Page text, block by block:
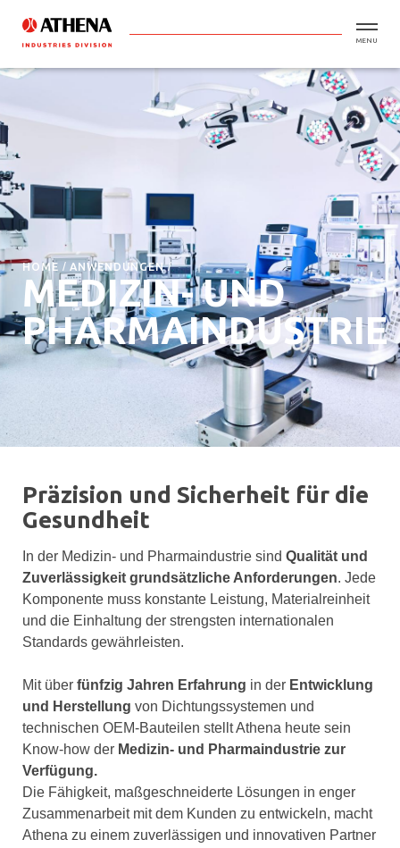
MENU
HOME ANWENDUNGEN
MEDIZIN- UND
PHARMAINDUSTRIE
Präzision und Sicherheit für die
Gesundheit
In der Medizin- und Pharmaindustrie sind Qualität und
Zuverlässigkeit grundsätzliche Anforderungen. Jede
Komponente muss konstante Leistung, Materialreinheit
und die Einhaltung der strengsten internationalen
Standards gewährleisten.
Mit über fünfzig Jahren Erfahrung in der Entwicklung
und Herstellung von Dichtungssystemen und
technischen OEM-Bauteilen stellt Athena heute sein
Know-how der Medizin- und Pharmaindustrie zur
Verfügung.
Die Fähigkeit, maßgeschneiderte Lösungen in enger
Zusammenarbeit mit dem Kunden zu entwickeln, macht
Athena zu einem zuverlässigen und innovativen Partner